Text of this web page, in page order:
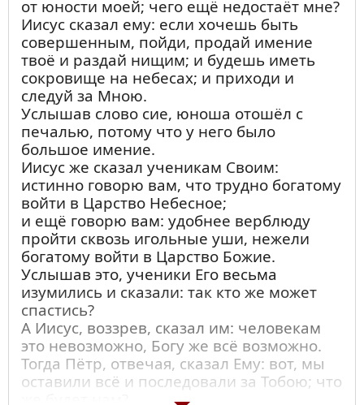
А может следует уйти в другую? Вот
спросите у Бога в молитве, «та церковь,
которую я посещаю, то ли есть Истинная
Церковь Христова?».
от юности моей; чего ещё недостаёт мне?
Иисус сказал ему: если хочешь быть
совершенным, пойди, продай имение
твоё и раздай нищим; и будешь иметь
сокровище на небесах; и приходи и
следуй за Мною.
Услышав слово сие, юноша отошёл с
печалью, потому что у него было
большое имение.
Иисус же сказал ученикам Своим:
истинно говорю вам, что трудно богатому
войти в Царство Небесное;
и ещё говорю вам: удобнее верблюду
пройти сквозь игольные уши, нежели
богатому войти в Царство Божие.
Услышав это, ученики Его весьма
изумились и сказали: так кто же может
спастись?
А Иисус, воззрев, сказал им: человекам
это невозможно, Богу же всё возможно.
Тогда Пётр, отвечая, сказал Ему: вот, мы
оставили всё и последовали за Тобою; что